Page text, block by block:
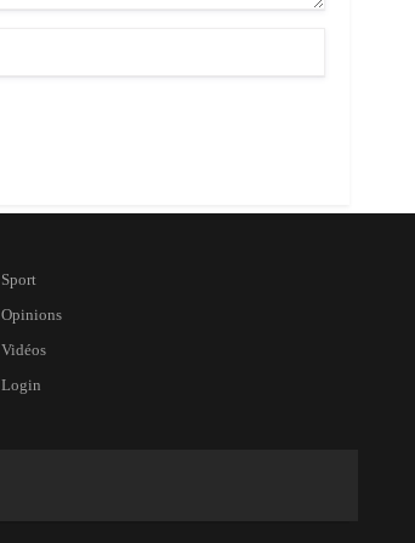
Sport
Opinions
Vidéos
Login